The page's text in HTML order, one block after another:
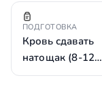
ПОДГОТОВКА
Кровь сдавать
натощак (8-12…